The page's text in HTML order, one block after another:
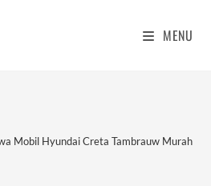
MENU
Mobil Hyundai Creta Tambrauw Murah